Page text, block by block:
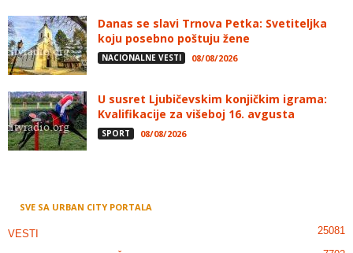
Danas se slavi Trnova Petka: Svetiteljka
koju posebno poštuju žene
NACIONALNE VESTI 08/08/2026
U susret Ljubičevskim konjičkim igrama:
Kvalifikacije za višeboj 16. avgusta
SPORT 08/08/2026
SVE SA URBAN CITY PORTALA
VESTI 25081